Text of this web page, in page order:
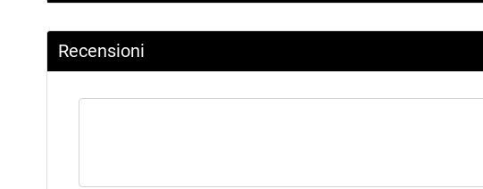
Recensioni